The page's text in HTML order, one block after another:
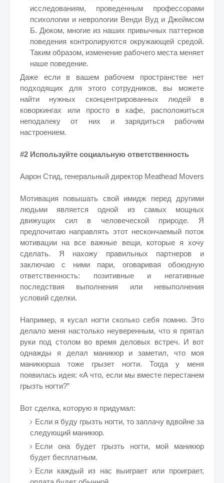
исследованиям, проведенным профессорами
психологии и неврологии Венди Вуд и Джеймсом
Б. Дюком, многие из наших привычных паттернов
поведения контролируются окружающей средой.
Таким образом, изменение рабочего места меняет
наше поведение.
Даже если в вашем рабочем пространстве нет
подходящих для этого сотрудников, вы можете
найти нужных сконцентрированных людей в
коворкингах или просто в кафе, расположиться
неподалеку от них и зарядиться рабочим
настроением.
#2 Используйте социальную ответственность
Аарон Стид, генеральный директор Meathead Movers
Мотивация повышать свой имидж перед другими
людьми является одной из самых мощных
движущих сил в человеческой природе. Я
предпочитаю направлять этот нескончаемый поток
мотивации на все важные вещи, которые я хочу
сделать. Я нахожу правильных партнеров и
заключаю с ними пари, оговаривая обоюдную
ответственность: позитивные и негативные
последствия выполнения или невыполнения
условий сделки.
Например, я кусал ногти сколько себя помню. Это
делало меня настолько неуверенным, что я прятал
руки под столом во время деловых встреч. И вот
однажды я делал маникюр и заметил, что моя
маникюрша тоже грызет ногти. Тогда у меня
появилась идея: «А что, если мы вместе перестанем
грызть ногти?”
Вот сделка, которую я придумал:
Если я буду грызть ногти, то заплачу вдвойне за
следующий маникюр.
Если она будет грызть ногти, мой маникюр
будет бесплатным.
Если каждый из нас выиграет или проиграет,